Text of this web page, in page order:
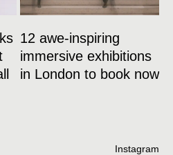
12 awe-inspiring
immersive exhibitions
in London to book now
Instagram